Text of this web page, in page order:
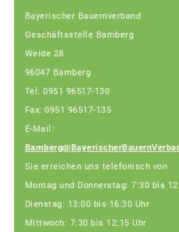
Bayerischer Bauernverband
Geschäftsstelle Bamberg
Weide 28
96047 Bamberg
Tel: 0951 96517-130
Fax: 0951 96517-135
E-Mail:
Sie erreichen uns telefonisch von
Montag und Donnerstag: 7:30 bis
Dienstag: 13:00 bis 16:30 Uhr
Mittwoch: 7:30 bis 12:15 Uhr